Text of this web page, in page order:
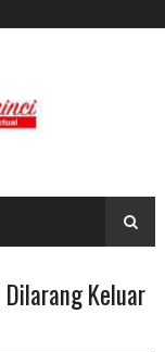
Dilarang Keluar